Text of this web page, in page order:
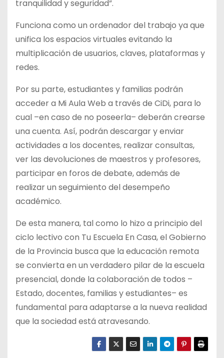
tranquilidad y seguridad”.
Funciona como un ordenador del trabajo ya que
unifica los espacios virtuales evitando la
multiplicación de usuarios, claves, plataformas y
redes.
Por su parte, estudiantes y familias podrán
acceder a Mi Aula Web a través de CiDi, para lo
cual –en caso de no poseerla– deberán crearse
una cuenta. Así, podrán descargar y enviar
actividades a los docentes, realizar consultas,
ver las devoluciones de maestros y profesores,
participar en foros de debate, además de
realizar un seguimiento del desempeño
académico.
De esta manera, tal como lo hizo a principio del
ciclo lectivo con Tu Escuela En Casa, el Gobierno
de la Provincia busca que la educación remota
se convierta en un verdadero pilar de la escuela
presencial, donde la colaboración de todos –
Estado, docentes, familias y estudiantes– es
fundamental para adaptarse a la nueva realidad
que la sociedad está atravesando.